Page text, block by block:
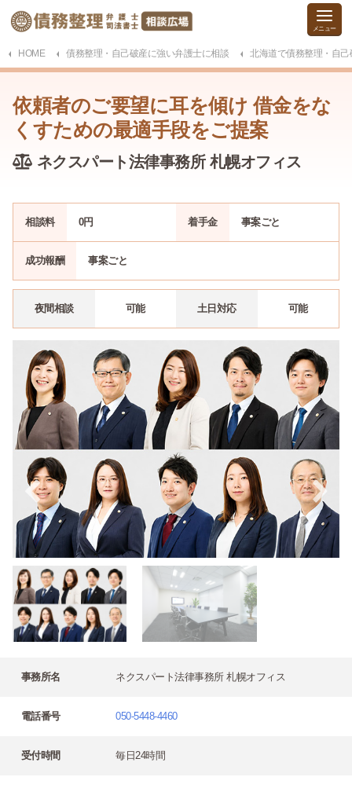
HOME 債務整理・自己破産に強い弁護士に相談 北海道で債務整理・自
依頼者のご要望に耳を傾け 借金をな
くすための最適手段をご提案
ネクスパート法律事務所 札幌オフィス
相談料 0円 着手金 事案ごと
成功報酬 事案ごと
夜間相談 可能 土日対応 可能
事務所名 ネクスパート法律事務所 札幌オフィス
電話番号 050-5448-4460
受付時間 毎日24時間